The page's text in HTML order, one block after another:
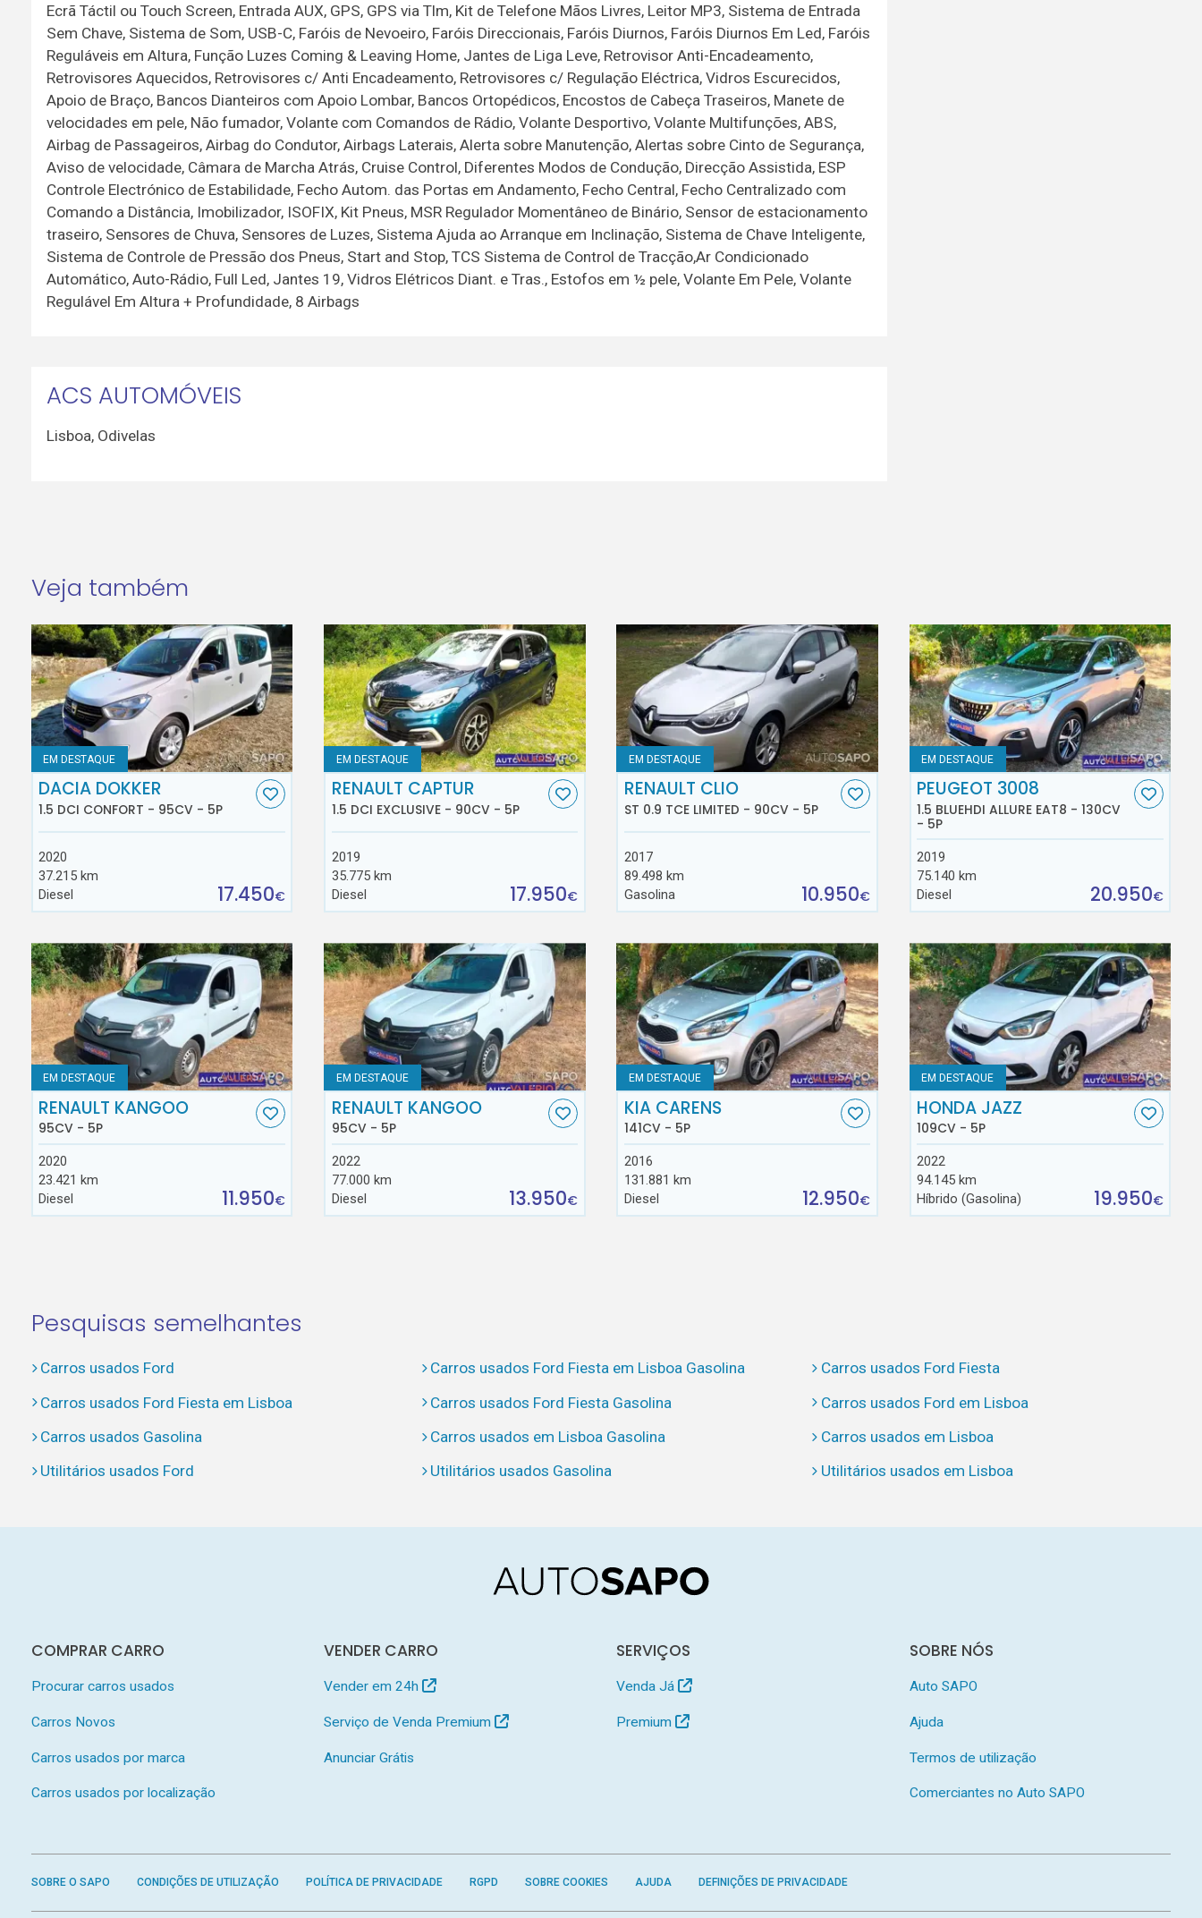
Ecrã Táctil ou Touch Screen, Entrada AUX, GPS, GPS via Tlm, Kit de Telefone Mãos Livres, Leitor MP3, Sistema de Entrada
Sem Chave, Sistema de Som, USB-C, Faróis de Nevoeiro, Faróis Direccionais, Faróis Diurnos, Faróis Diurnos Em Led, Faróis
Reguláveis em Altura, Função Luzes Coming & Leaving Home, Jantes de Liga Leve, Retrovisor Anti-Encadeamento,
Retrovisores Aquecidos, Retrovisores c/ Anti Encadeamento, Retrovisores c/ Regulação Eléctrica, Vidros Escurecidos,
Apoio de Braço, Bancos Dianteiros com Apoio Lombar, Bancos Ortopédicos, Encostos de Cabeça Traseiros, Manete de
velocidades em pele, Não fumador, Volante com Comandos de Rádio, Volante Desportivo, Volante Multifunções, ABS,
Airbag de Passageiros, Airbag do Condutor, Airbags Laterais, Alerta sobre Manutenção, Alertas sobre Cinto de Segurança,
Aviso de velocidade, Câmara de Marcha Atrás, Cruise Control, Diferentes Modos de Condução, Direcção Assistida, ESP
Controle Electrónico de Estabilidade, Fecho Autom. das Portas em Andamento, Fecho Central, Fecho Centralizado com
Comando a Distância, Imobilizador, ISOFIX, Kit Pneus, MSR Regulador Momentâneo de Binário, Sensor de estacionamento
traseiro, Sensores de Chuva, Sensores de Luzes, Sistema Ajuda ao Arranque em Inclinação, Sistema de Chave Inteligente,
Sistema de Controle de Pressão dos Pneus, Start and Stop, TCS Sistema de Control de Tracção,Ar Condicionado
Automático, Auto-Rádio, Full Led, Jantes 19, Vidros Elétricos Diant. e Tras., Estofos em ½ pele, Volante Em Pele, Volante
Regulável Em Altura + Profundidade, 8 Airbags
ACS AUTOMÓVEIS
Lisboa, Odivelas
Veja também
EM DESTAQUE
DACIA DOKKER
1.5 DCI CONFORT - 95CV - 5P
2020
37.215 km
Diesel
17.450€
EM DESTAQUE
RENAULT CAPTUR
1.5 DCI EXCLUSIVE - 90CV - 5P
2019
35.775 km
Diesel
17.950€
EM DESTAQUE
RENAULT CLIO
ST 0.9 TCE LIMITED - 90CV - 5P
2017
89.498 km
Gasolina
10.950€
EM DESTAQUE
PEUGEOT 3008
1.5 BLUEHDI ALLURE EAT8 - 130CV
- 5P
2019
75.140 km
Diesel
20.950€
EM DESTAQUE
RENAULT KANGOO
95CV - 5P
2020
23.421 km
Diesel
11.950€
EM DESTAQUE
RENAULT KANGOO
95CV - 5P
2022
77.000 km
Diesel
13.950€
EM DESTAQUE
KIA CARENS
141CV - 5P
2016
131.881 km
Diesel
12.950€
EM DESTAQUE
HONDA JAZZ
109CV - 5P
2022
94.145 km
Híbrido (Gasolina)
19.950€
Pesquisas semelhantes
Carros usados Ford Carros usados Ford Fiesta em Lisboa Gasolina
Carros usados Ford Fiesta
Carros usados Ford Fiesta em Lisboa
Carros usados Ford Fiesta Gasolina
Carros usados Ford em Lisboa
Carros usados Gasolina
Carros usados em Lisboa Gasolina
Carros usados em Lisboa
Utilitários usados Ford
Utilitários usados Gasolina Utilitários usados em Lisboa
COMPRAR CARRO
Procurar carros usados
Carros Novos
Carros usados por marca
Carros usados por localização
VENDER CARRO
Vender em 24h
Serviço de Venda Premium
Anunciar Grátis
SERVIÇOS
Venda Já
Premium
SOBRE NÓS
Auto SAPO
Ajuda
Termos de utilização
Comerciantes no Auto SAPO
SOBRE O SAPO CONDIÇÕES DE UTILIZAÇÃO POLÍTICA DE PRIVACIDADE RGPD SOBRE COOKIES AJUDA DEFINIÇÕES DE PRIVACIDADE